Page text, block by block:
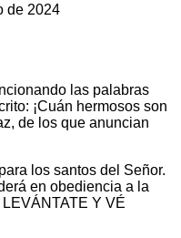
de 2024
las palabras
¡Cuán hermosos son
de los que anuncian
los santos del Señor.
en obediencia a la
Y VÉ